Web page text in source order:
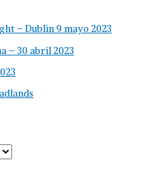
– Dublin 9 mayo 2023
– 30 abril 2023